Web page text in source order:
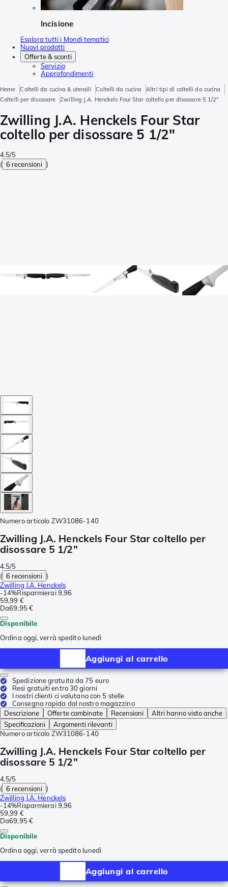
Incisione
Esplora tutti i Mondi tematici
Nuovi prodotti
Offerte & sconti
Servizio
Approfondimenti
Home Coltelli da cucina & utensili Coltelli da cucina
Altri tipi di coltelli da cucina
Coltelli per disossare
Zwilling J.A. Henckels Four Star coltello per disossare 5 1/2"
Zwilling J.A. Henckels Four Star
coltello per disossare 5 1/2"
4.5/5
( 6 recensioni )
Numero articolo ZW31086-140
Zwilling J.A. Henckels Four Star coltello per
disossare 5 1/2"
4.5/5
( 6 recensioni )
Zwilling J.A. Henckels
-14%Risparmierai 9,96
59,99 €
Da69,95 €
Disponibile
Ordina oggi, verrà spedito lunedì
Aggiungi al carrello
Spedizione gratuita da 75 euro
Resi gratuiti entro 30 giorni
I nostri clienti ci valutano con 5 stelle
Consegna rapida dal nostro magazzino
Descrizione
Offerte combinate Recensioni
Altri hanno visto anche
Specificazioni
Argomenti rilevanti
Numero articolo ZW31086-140
Zwilling J.A. Henckels Four Star coltello per
disossare 5 1/2"
4.5/5
( 6 recensioni )
Zwilling J.A. Henckels
-14%Risparmierai 9,96
59,99 €
Da69,95 €
Disponibile
Ordina oggi, verrà spedito lunedì
Aggiungi al carrello